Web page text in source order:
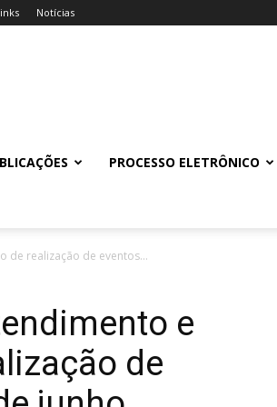
Notícias
PROCESSO ELETRÔNICO
de realização de eventos...
e
de